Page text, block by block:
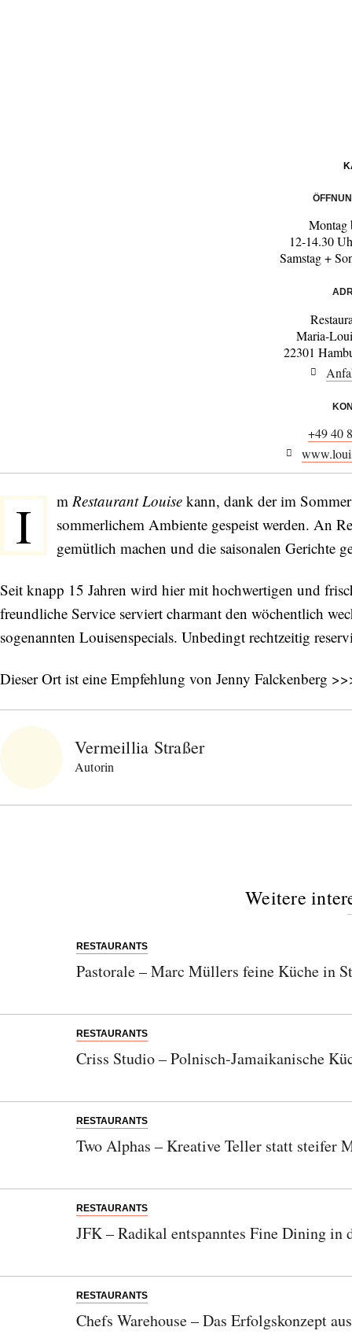
Montag
12-14.30
Samstag +
Maria-
22301
+49 40
I m Restaurant Louise kann, dank der im
sommerlichem Ambiente gespeist werden. An
gemütlich machen und die saisonalen Gerichte
Seit knapp 15 Jahren wird hier mit hochwertigen und
freundliche Service serviert charmant den wöchentlich
sogenannten Louisenspecials. Unbedingt rechtzeitig
Dieser Ort ist eine Empfehlung von Jenny Falckenberg
Vermeillia Straßer
Autorin
Weitere
RESTAURANTS
Pastorale – Marc Müllers feine Küche in
RESTAURANTS
Criss Studio – Polnisch-Jamaikanische
RESTAURANTS
Two Alphas – Kreative Teller statt steifer
RESTAURANTS
JFK – Radikal entspanntes Fine Dining in
RESTAURANTS
Chefs Warehouse – Das Erfolgskonzept